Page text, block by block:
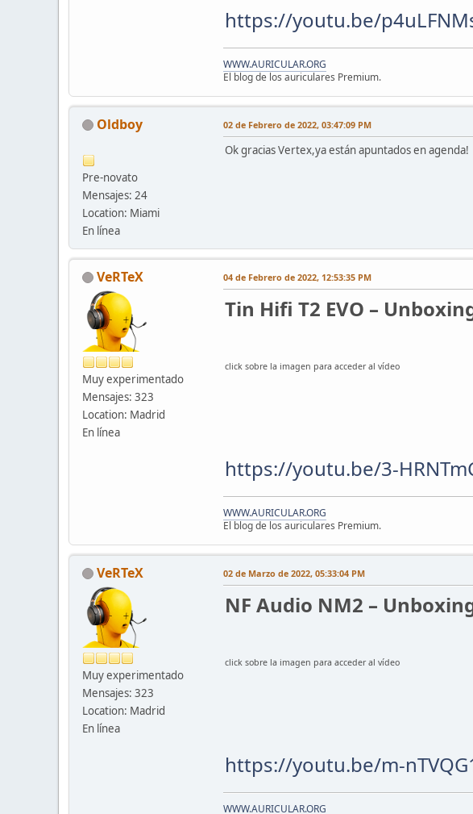
https://youtu.be/
WWW.AURICULAR.ORG
El blog de los auriculares Premium.
Oldboy
Pre-novato
Mensajes: 24
Location: Miami
En línea
02 de Febrero de 2022, 03:47:09 PM
Ok gracias Vertex,ya están apuntados en agenda!
VeRTeX
Muy experimentado
Mensajes: 323
Location: Madrid
En línea
04 de Febrero de 2022, 12:53:35 PM
Tin Hifi T2 EVO –
click sobre la imagen para acceder al vídeo
https://youtu.be/3-
WWW.AURICULAR.ORG
El blog de los auriculares Premium.
VeRTeX
Muy experimentado
Mensajes: 323
Location: Madrid
En línea
02 de Marzo de 2022, 05:33:04 PM
NF Audio NM2 –
click sobre la imagen para acceder al vídeo
https://youtu.be/m-
WWW.AURICULAR.ORG